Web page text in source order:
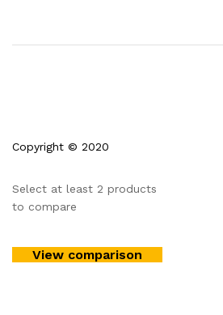
Copyright © 2020
Select at least 2 products
to compare
View comparison